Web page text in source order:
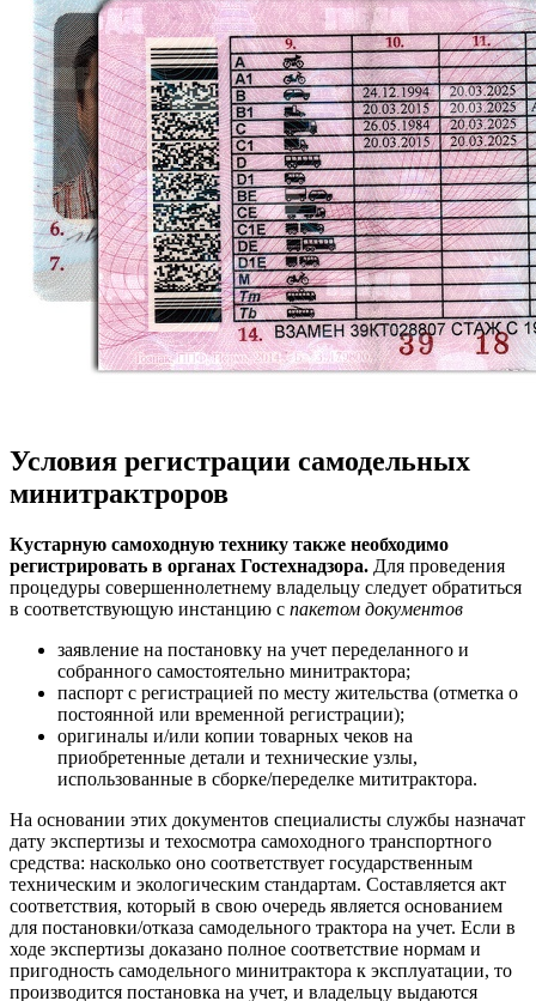
Условия регистрации самодельных
минитрактроров
Кустарную самоходную технику также необходимо
регистрировать в органах Гостехнадзора. Для проведения
процедуры совершеннолетнему владельцу следует обратиться
в соответствующую инстанцию с пакетом документов
заявление на постановку на учет переделанного и
собранного самостоятельно минитрактора;
паспорт с регистрацией по месту жительства (отметка о
постоянной или временной регистрации);
оригиналы и/или копии товарных чеков на
приобретенные детали и технические узлы,
использованные в сборке/переделке мититрактора.
На основании этих документов специалисты службы назначат
дату экспертизы и техосмотра самоходного транспортного
средства: насколько оно соответствует государственным
техническим и экологическим стандартам. Составляется акт
соответствия, который в свою очередь является основанием
для постановки/отказа самодельного трактора на учет. Если в
ходе экспертизы доказано полное соответствие нормам и
пригодность самодельного минитрактора к эксплуатации, то
производится постановка на учет, и владельцу выдаются